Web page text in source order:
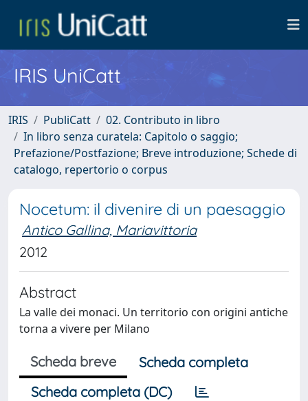
IRIS UniCatt
IRIS PubliCatt
02. Contributo in libro
In libro senza curatela: Capitolo o saggio;
Prefazione/Postfazione; Breve introduzione; Schede di
catalogo, repertorio o corpus
Nocetum: il divenire di un paesaggio
Antico Gallina, Mariavittoria
2012
Abstract
La valle dei monaci. Un territorio con origini antiche
torna a vivere per Milano
Scheda breve
Scheda completa
Scheda completa (DC)